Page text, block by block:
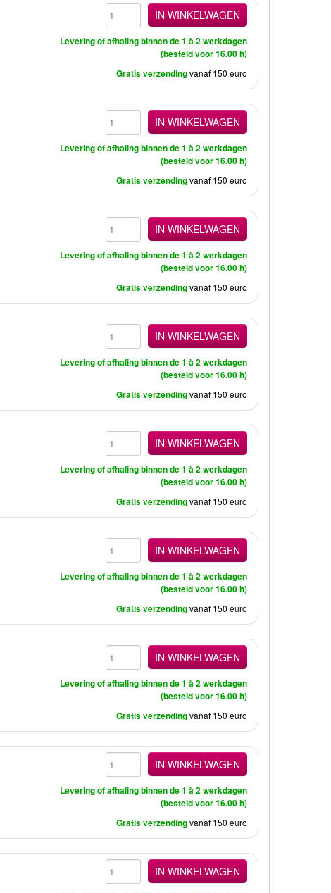
IN WINKELWAGEN
Levering of afhaling binnen de 1 à 2 werkdagen
(besteld voor 16.00 h)
Gratis verzendingvanaf 150 euro
IN WINKELWAGEN
Levering of afhaling binnen de 1 à 2 werkdagen
(besteld voor 16.00 h)
Gratis verzendingvanaf 150 euro
IN WINKELWAGEN
Levering of afhaling binnen de 1 à 2 werkdagen
(besteld voor 16.00 h)
Gratis verzendingvanaf 150 euro
IN WINKELWAGEN
Levering of afhaling binnen de 1 à 2 werkdagen
(besteld voor 16.00 h)
Gratis verzendingvanaf 150 euro
IN WINKELWAGEN
Levering of afhaling binnen de 1 à 2 werkdagen
(besteld voor 16.00 h)
Gratis verzendingvanaf 150 euro
IN WINKELWAGEN
Levering of afhaling binnen de 1 à 2 werkdagen
(besteld voor 16.00 h)
Gratis verzendingvanaf 150 euro
IN WINKELWAGEN
Levering of afhaling binnen de 1 à 2 werkdagen
(besteld voor 16.00 h)
Gratis verzendingvanaf 150 euro
IN WINKELWAGEN
Levering of afhaling binnen de 1 à 2 werkdagen
(besteld voor 16.00 h)
Gratis verzendingvanaf 150 euro
IN WINKELWAGEN